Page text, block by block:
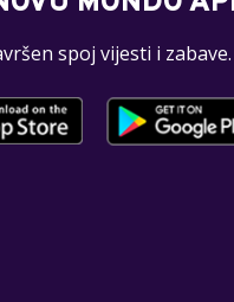
spoj vijesti i zabave.